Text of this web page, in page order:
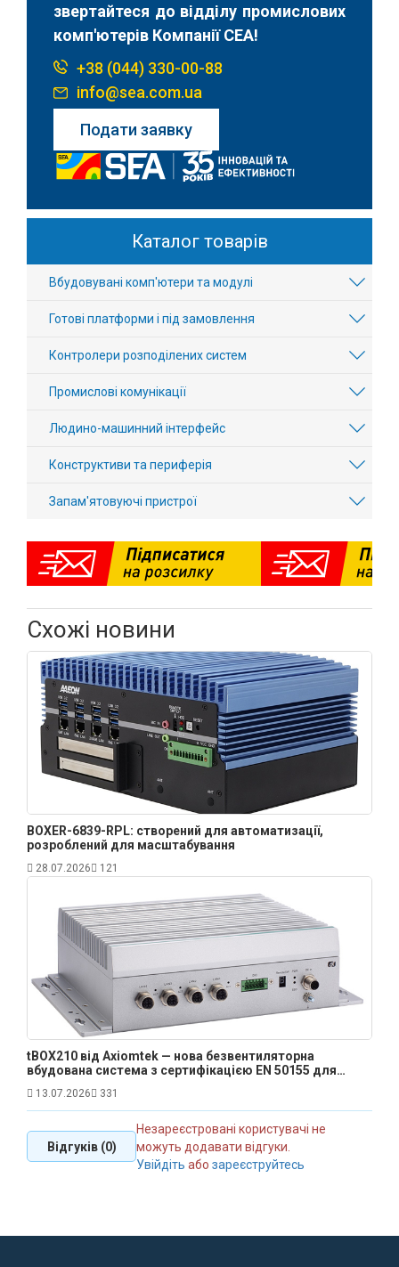
звертайтеся до відділу промислових
комп'ютерів Компанії СЕА!
+38 (044) 330-00-88
info@sea.com.ua
Подати заявку
Каталог товарів
Вбудовувані комп'ютери та модулі
Готові платформи і під замовлення
Контролери розподілених систем
Промислові комунікації
Людино-машинний інтерфейс
Конструктиви та периферія
Запам'ятовуючі пристрої
Схожі новини
BOXER-6839-RPL: створений для автоматизації,
розроблений для масштабування
28.07.2026 121
tBOX210 від Axiomtek — нова безвентиляторна
вбудована система з сертифікацією EN 50155 для
13.07.2026 331
Відгуків (0)
Незареєстровані користувачі не
можуть додавати відгуки.
Увійдіть абозареєструйтесь